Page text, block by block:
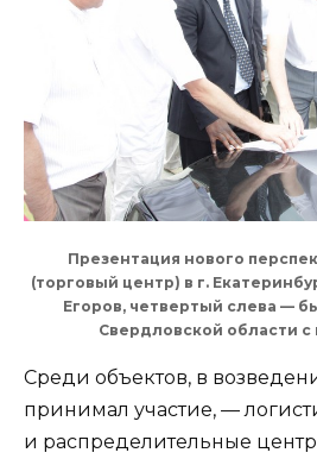
Презентация нового
(торговый центр) в г.
Егоров, четвертый слева —
Свердловской области
Среди объектов, в
принимал участие, —
и распределительные